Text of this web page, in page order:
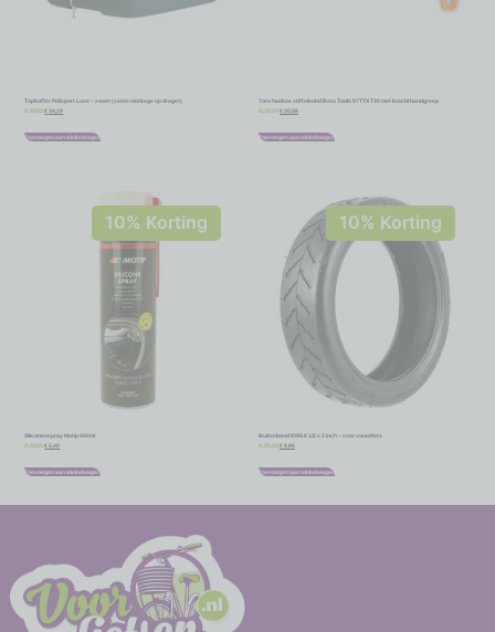
Topkoffer Polisport Luxe – zwart (vaste montage op drager)
€37,99 €34,19
Toevoegen aan winkelwagen
Torx haakse stiftsleutel Beta Tools 97TTX T30 met krachthandgreep
€ 22,87 €20,58
Toevoegen aan winkelwagen
10% Korting
Siliconenspray Motip 400ml
€6,00 €5,40
Toevoegen aan winkelwagen
10% Korting
Buitenband RMS 8 1/2 x 2 inch – voor vouwfiets
10,95 €9,86
Toevoegen aan winkelwagen